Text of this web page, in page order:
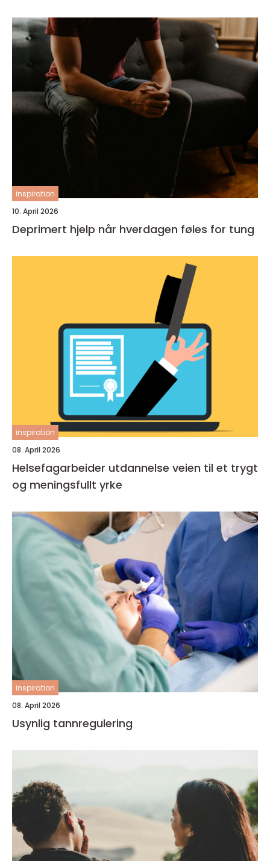
inspiration
10. April 2026
Deprimert hjelp når hverdagen føles for tung
inspiration
08. April 2026
Helsefagarbeider utdannelse veien til et trygt
og meningsfullt yrke
inspiration
08. April 2026
Usynlig tannregulering